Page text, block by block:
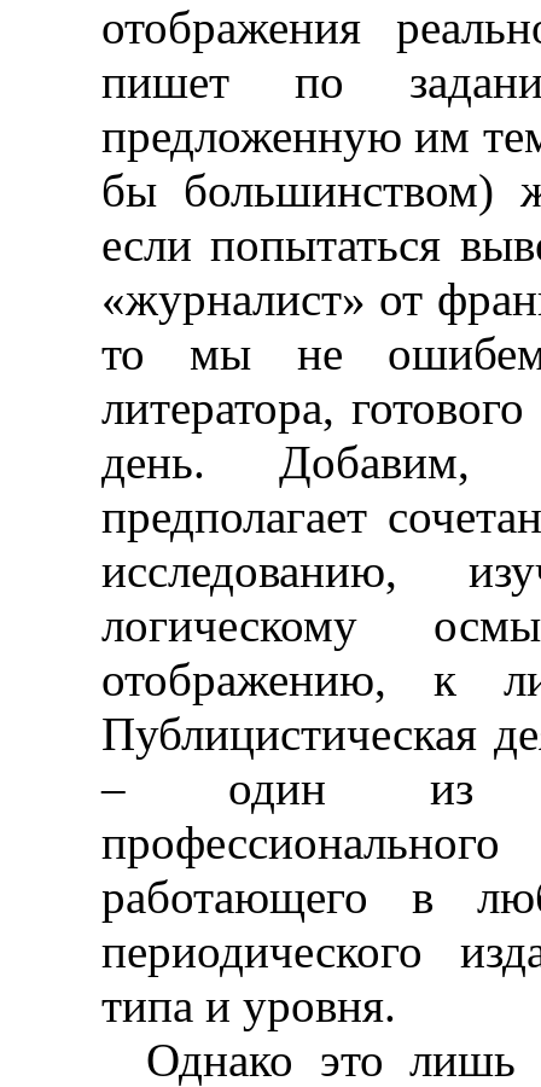
отображения
пишет по
предложенную им
бы большинством)
если попытаться
«журналист» от
то мы не
литератора,
день. Добавим,
предполагает
исследованию,
логическому
отображению, к
Публицистическая
– один из
работающего в
периодического
типа и уровня.
Однако это лишь